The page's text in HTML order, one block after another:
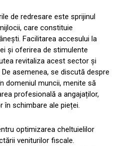
de redresare este sprijinul
care constituie
Facilitarea accesului la
și oferirea de stimulente
revitaliza acest sector și
asemenea, se discută despre
domeniul muncii, menite să
profesională a angajaților,
în schimbare ale pieței.
optimizarea cheltuielilor
veniturilor fiscale.